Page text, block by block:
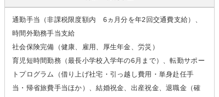
通勤手当（非課税限度額内 6ヵ月分を年2回交通費支給）、
時間外勤務手当支給
社会保険完備（健康、雇用、厚生年金、労災）
育児短時間勤務（最長小学校入学年の6月まで）、転勤サポー
トプログラム（借り上げ社宅・引っ越し費用・単身赴任手
当・帰省旅費手当ほか）、結婚祝金、出産祝金、退職金（確